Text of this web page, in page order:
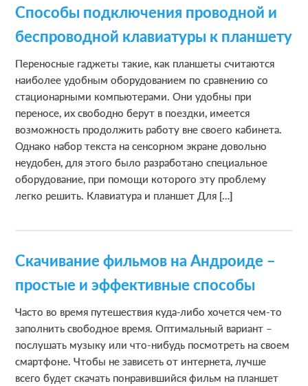
Способы подключения проводной и
беспроводной клавиатуры к планшету
Переносные гаджеты такие, как планшеты считаются
наиболее удобным оборудованием по сравнению со
стационарными компьютерами. Они удобны при
переносе, их свободно берут в поездки, имеется
возможность продолжить работу вне своего кабинета.
Однако набор текста на сенсорном экране довольно
неудобен, для этого было разработано специальное
оборудование, при помощи которого эту проблему
легко решить. Клавиатура и планшет Для […]
Скачивание фильмов на Андроиде –
простые и эффективные способы
Часто во время путешествия куда-либо хочется чем-то
заполнить свободное время. Оптимальный вариант –
послушать музыку или что-нибудь посмотреть на своем
смартфоне. Чтобы не зависеть от интернета, лучше
всего будет скачать понравившийся фильм на планшет